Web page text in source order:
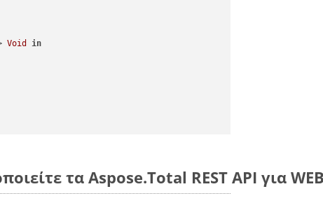
Void
in
τα Aspose.Total REST API για